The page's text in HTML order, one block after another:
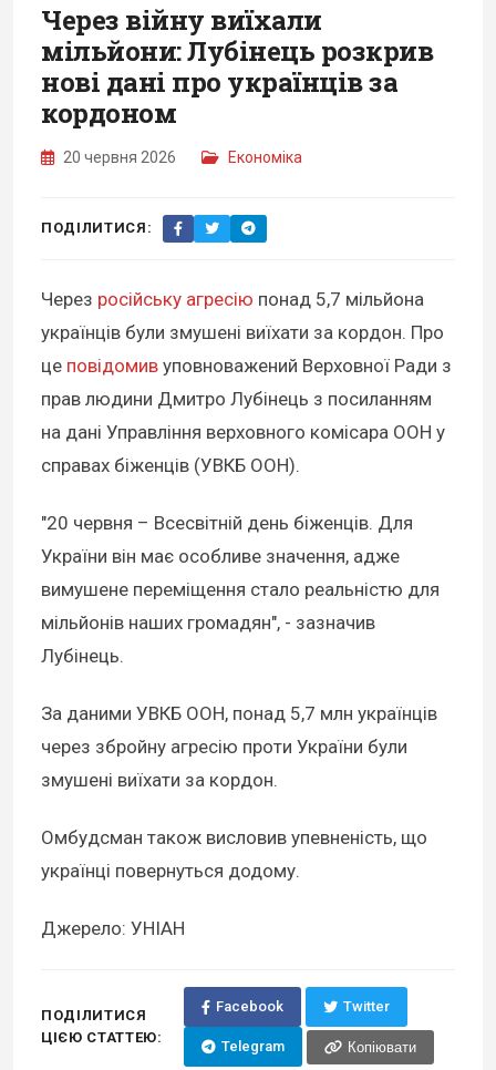
Через війну виїхали
мільйони: Лубінець розкрив
нові дані про українців за
кордоном
20 червня 2026 Економіка
ПОДІЛИТИСЯ:
Через російську агресію понад 5,7 мільйона
українців були змушені виїхати за кордон. Про
це повідомив уповноважений Верховної Ради з
прав людини Дмитро Лубінець з посиланням
на дані Управління верховного комісара ООН у
справах біженців (УВКБ ООН).
"20 червня – Всесвітній день біженців. Для
України він має особливе значення, адже
вимушене переміщення стало реальністю для
мільйонів наших громадян", - зазначив
Лубінець.
За даними УВКБ ООН, понад 5,7 млн українців
через збройну агресію проти України були
змушені виїхати за кордон.
Омбудсман також висловив упевненість, що
українці повернуться додому.
Джерело: УНІАН
ПОДІЛИТИСЯ
ЦІЄЮ СТАТТЕЮ:
Facebook Twitter
Telegram Копіювати